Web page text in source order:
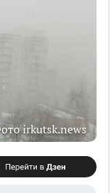
irkutsk.news